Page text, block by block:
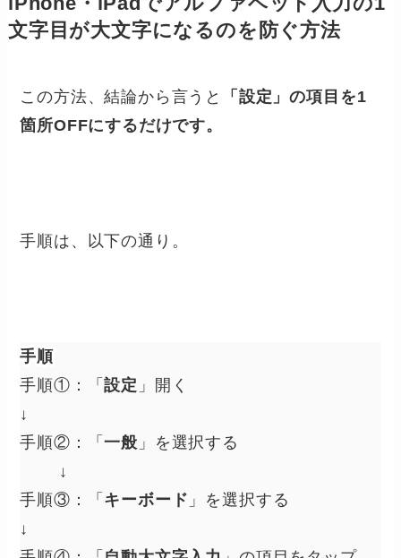
文字目が大文字になるのを防ぐ方法
この方法、結論から言うと
「設定」の項目を1
箇所OFFにするだけです。
手順は、以下の通り。
手順
手順①：「設定 」開く
↓
手順②：「一般 」を選択する
↓
手順③：「 キーボード 」を選択する
↓